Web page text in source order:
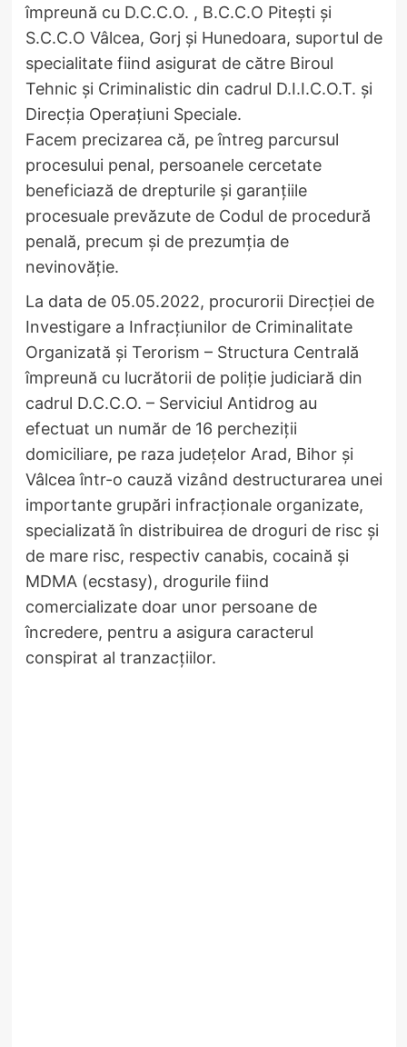
împreună cu D.C.C.O. , B.C.C.O Pitești și
S.C.C.O Vâlcea, Gorj și Hunedoara, suportul de
specialitate fiind asigurat de către Biroul
Tehnic şi Criminalistic din cadrul D.I.I.C.O.T. și
Direcția Operațiuni Speciale.
Facem precizarea că, pe întreg parcursul
procesului penal, persoanele cercetate
beneficiază de drepturile și garanțiile
procesuale prevăzute de Codul de procedură
penală, precum și de prezumția de
nevinovăție.
La data de 05.05.2022, procurorii Direcției de
Investigare a Infracțiunilor de Criminalitate
Organizată și Terorism – Structura Centrală
împreună cu lucrătorii de poliție judiciară din
cadrul D.C.C.O. – Serviciul Antidrog au
efectuat un număr de 16 percheziții
domiciliare, pe raza județelor Arad, Bihor și
Vâlcea într-o cauză vizând destructurarea unei
importante grupări infracționale organizate,
specializată în distribuirea de droguri de risc și
de mare risc, respectiv canabis, cocaină și
MDMA (ecstasy), drogurile fiind
comercializate doar unor persoane de
încredere, pentru a asigura caracterul
conspirat al tranzacțiilor.